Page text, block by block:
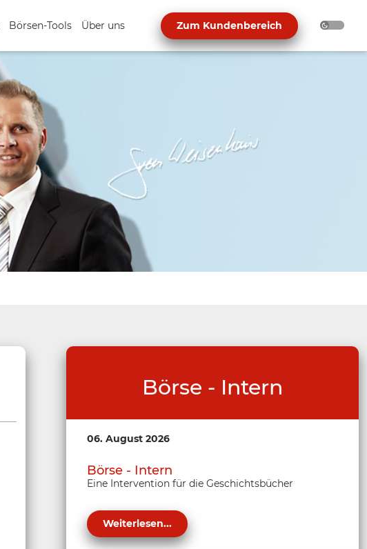
Börsen-Tools Über uns Zum Kundenbereich
Börse - Intern
06. August 2026
Börse - Intern
Eine Intervention für die Geschichtsbücher
Weiterlesen...